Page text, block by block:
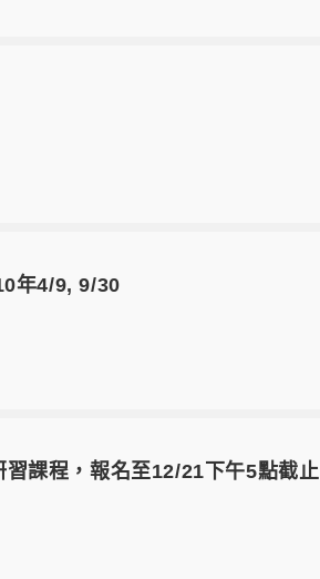
年4/9, 9/30
課程，報名至12/21下午5點截止